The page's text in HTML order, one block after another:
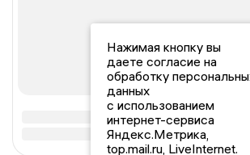
Нажимая кнопку вы
даете согласие на
обработку
данных
с использованием
интернет-сервиса
Яндекс.Метрика,
top.mail.ru, LiveInternet.